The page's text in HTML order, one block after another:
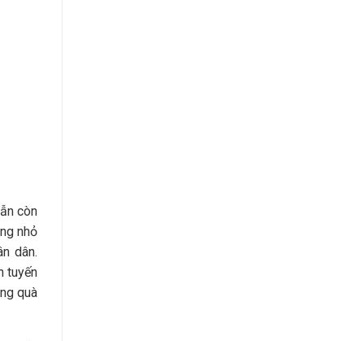
còn
nhỏ
dân.
tuyến
quà